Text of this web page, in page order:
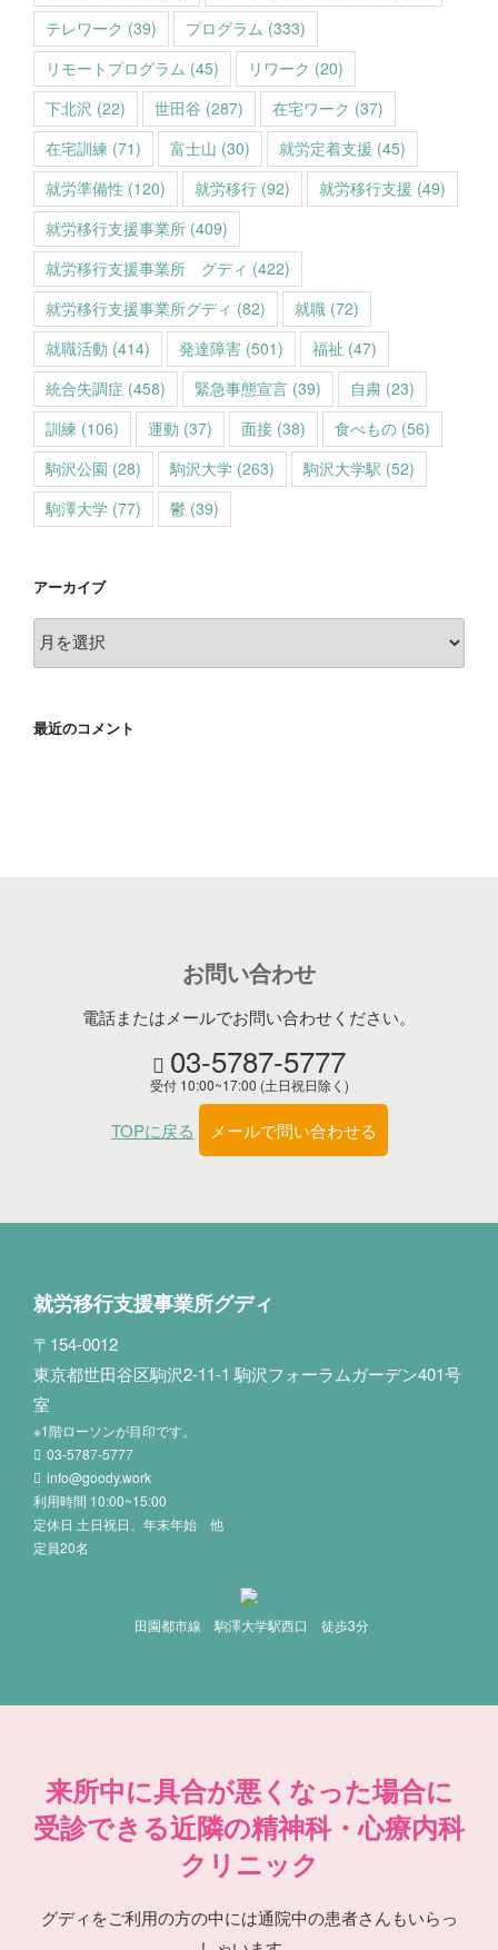
テレワーク (39) プログラム (333)
リモートプログラム (45) リワーク (20)
下北沢 (22) 世田谷 (287) 在宅ワーク (37)
在宅訓練 (71) 富士山 (30) 就労定着支援 (45)
就労準備性 (120) 就労移行 (92) 就労移行支援 (49)
就労移行支援事業所 (409)
就労移行支援事業所 グディ (422)
就労移行支援事業所グディ (82) 就職 (72)
就職活動 (414) 発達障害 (501) 福祉 (47)
統合失調症 (458) 緊急事態宣言 (39) 自粛 (23)
訓練 (106) 運動 (37) 面接 (38) 食べもの (56)
駒沢公園 (28) 駒沢大学 (263) 駒沢大学駅 (52)
駒澤大学 (77) 鬱 (39)
アーカイブ
ア
ー
イ
最近のコメント
お問い合わせ
電話またはメールでお問い合わせください。
03-5787-5777
受付 10:00~17:00 (土日祝日除く)
TOPに戻る メールで問い合わせる
就労移行支援事業所グディ
〒154-0012
東京都世田谷区駒沢2-11-1 駒沢フォーラムガーデン401号
室
※1階ローソンが目印です。
03-5787-5777
info@goody.work
利用時間 10:00~15:00
定休日 土日祝日、年末年始 他
定員20名
田園都市線 駒澤大学駅西口 徒歩3分
来所中に具合が悪くなった場合に
受診できる近隣の精神科・心療内科
クリニック
グディをご利用の方の中には通院中の患者さんもいらっ